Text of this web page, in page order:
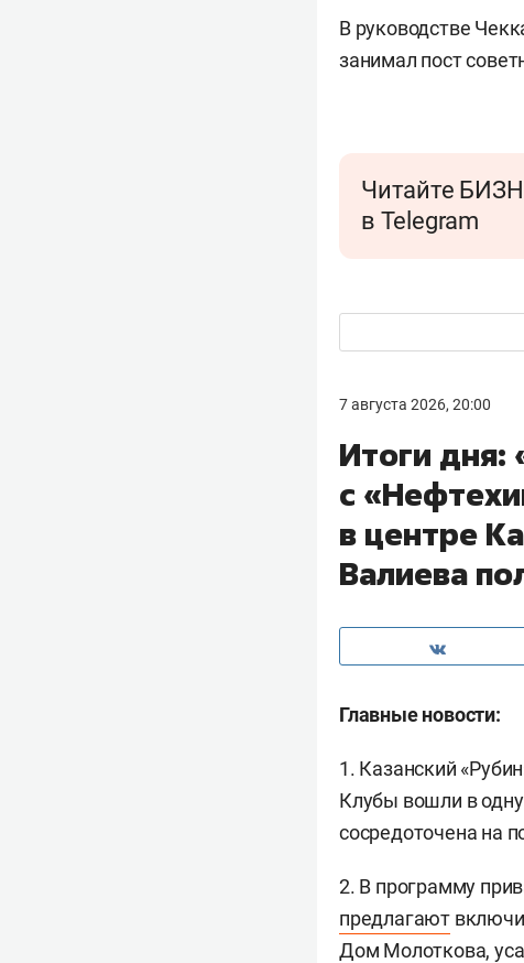
В руководстве
занимал пост
Читайте
в Telegram
7 августа 2026, 20:00
Итоги дня:
с
в центре
Валиева
Главные новости:
1. Казанский
Клубы вошли в
сосредоточена на
2. В программу
предлагают
Дом Молоткова,